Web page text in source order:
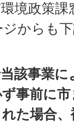
境政策
からも
該事業
事前に
た場合